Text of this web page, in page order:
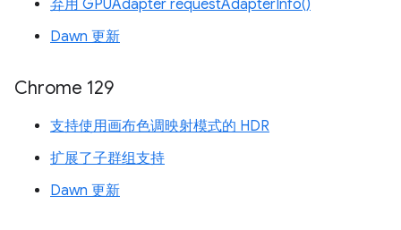
弃用 GPUAdapter requestAdapterInfo()
Dawn 更新
Chrome 129
支持使用画布色调映射模式的 HDR
扩展了子群组支持
Dawn 更新